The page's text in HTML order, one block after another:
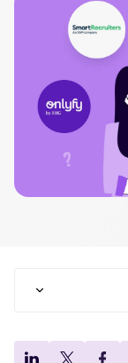
Tellent
Erstellen Sie
Tellent
Bereit, Ihr
eignet es